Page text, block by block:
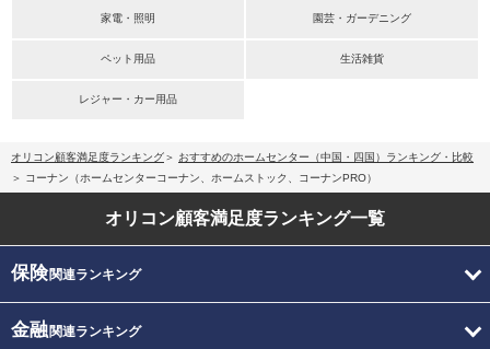
家電・照明 園芸・ガーデニング
ペット用品 生活雑貨
レジャー・カー用品
オリコン顧客満足度ランキング
おすすめのホームセンター（中国・四国）ランキング・比較
コーナン（ホームセンターコーナン、ホームストック、コーナンPRO）
オリコン顧客満足度ランキング一覧
保険関連ランキング
金融関連ランキング